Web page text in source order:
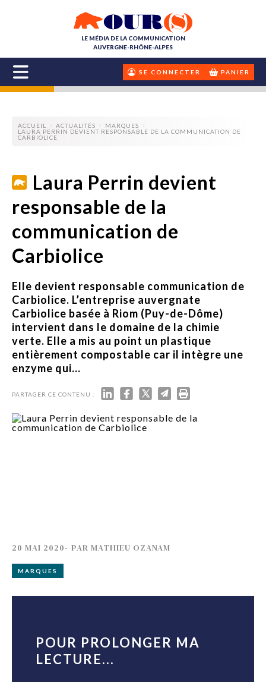
LE MÉDIA DE LA COMMUNICATION
AUVERGNE-RHÔNE-ALPES
SE CONNECTER PANIER
ACCUEIL ACTUALITÉS
MARQUES
LAURA PERRIN DEVIENT RESPONSABLE DE LA COMMUNICATION DE
CARBIOLICE
Laura Perrin devient
responsable de la
communication de
Carbiolice
Elle devient responsable communication de
Carbiolice. L’entreprise auvergnate
Carbiolice basée à Riom (Puy-de-Dôme)
intervient dans le domaine de la chimie
verte. Elle a mis au point un plastique
entièrement compostable car il intègre une
enzyme qui...
PARTAGER CE CONTENU :
20 MAI 2020- PAR MATHIEU OZANAM
MARQUES
POUR PROLONGER MA
LECTURE...